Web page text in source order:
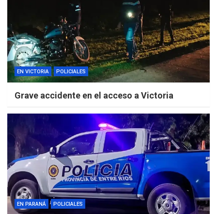
EN VICTORIA POLICIALES
Grave accidente en el acceso a Victoria
EN PARANÁ POLICIALES